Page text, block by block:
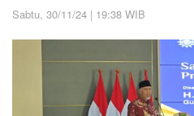
Sabtu, 30/11/24 | 19:38 WIB